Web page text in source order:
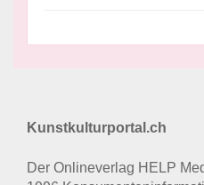
Kunstkulturportal.ch
Der Onlineverlag HELP